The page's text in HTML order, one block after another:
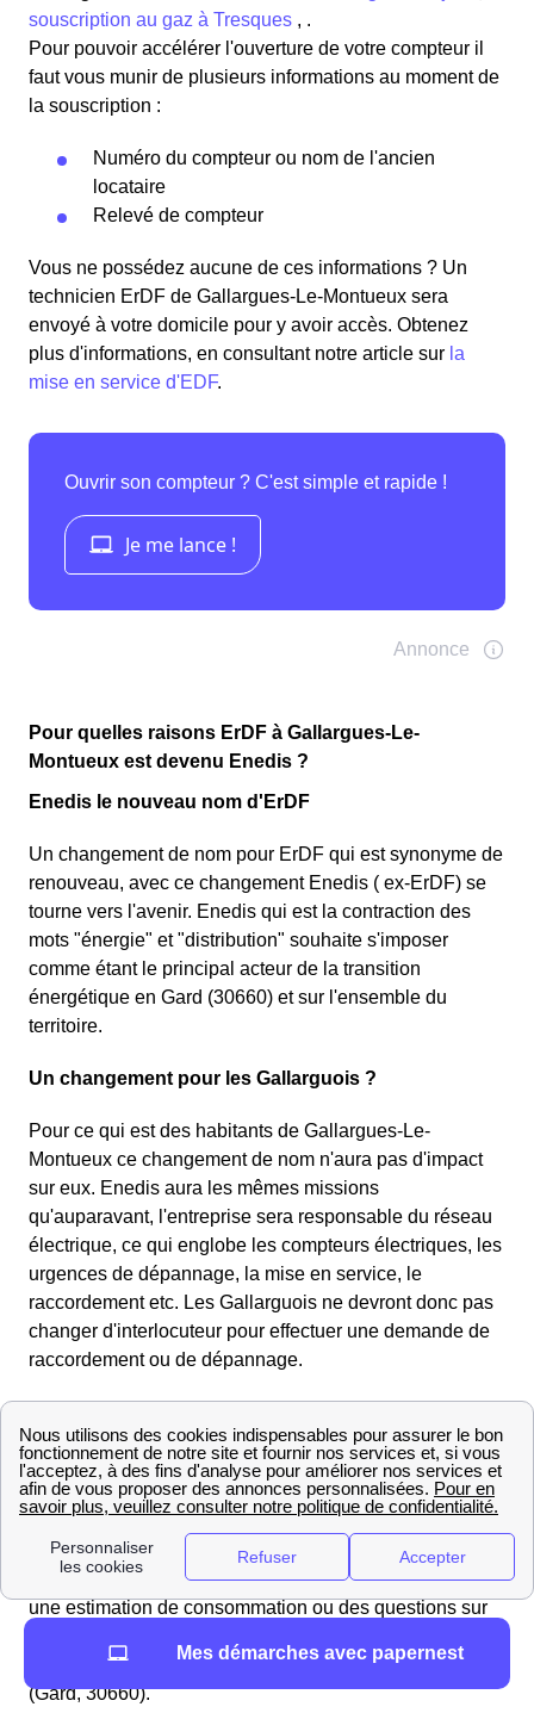
souscription au gaz à Tresques , .
Pour pouvoir accélérer l'ouverture de votre compteur il
faut vous munir de plusieurs informations au moment de
la souscription :
Numéro du compteur ou nom de l'ancien
locataire
Relevé de compteur
Vous ne possédez aucune de ces informations ? Un
technicien ErDF de Gallargues-Le-Montueux sera
envoyé à votre domicile pour y avoir accès. Obtenez
plus d'informations, en consultant notre article sur la
mise en service d'EDF.
Pour quelles raisons ErDF à Gallargues-Le-
Montueux est devenu Enedis ?
Enedis le nouveau nom d'ErDF
Un changement de nom pour ErDF qui est synonyme de
renouveau, avec ce changement Enedis ( ex-ErDF) se
tourne vers l'avenir. Enedis qui est la contraction des
mots "énergie" et "distribution" souhaite s'imposer
comme étant le principal acteur de la transition
énergétique en Gard (30660) et sur l'ensemble du
territoire.
Un changement pour les Gallarguois ?
Pour ce qui est des habitants de Gallargues-Le-
Montueux ce changement de nom n'aura pas d'impact
sur eux. Enedis aura les mêmes missions
qu'auparavant, l'entreprise sera responsable du réseau
électrique, ce qui englobe les compteurs électriques, les
urgences de dépannage, la mise en service, le
raccordement etc. Les Gallarguois ne devront donc pas
changer d'interlocuteur pour effectuer une demande de
raccordement ou de dépannage.
Enedis est le gestionnaire de réseau électrique,
l'entreprise n'est en aucun cas un fournisseur comme
EDF. Contrairement à Enedis, EDF réalise la
souscription, la résiliation et le déménagement des
contrats d'électricité à Gallargues-Le-Montueux Pour
une estimation de consommation ou des questions sur
de Gallargues-Le-Montueux ou de votre departement
(Gard, 30660).
Mes démarches avec papernest